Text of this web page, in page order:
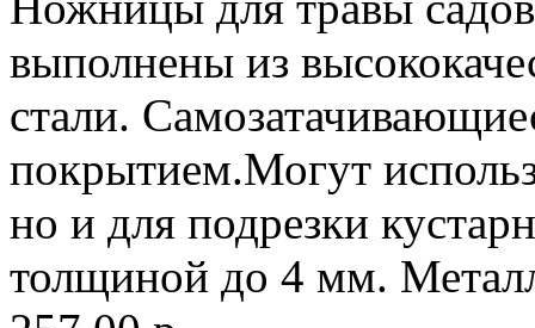
выполнены из
стали.
покрытием.Могут
но и для подрезки
толщиной до 4 мм.